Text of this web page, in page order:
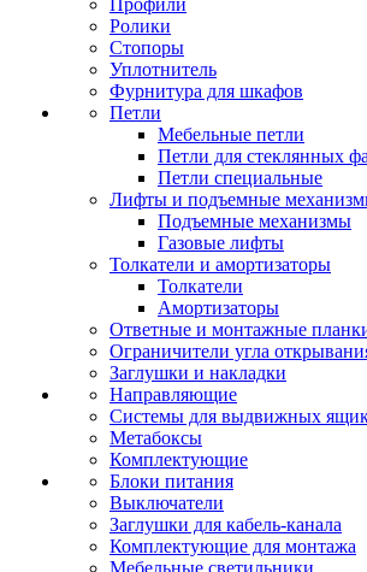
Профили
Ролики
Стопоры
Уплотнитель
Фурнитура для шкафов
Петли
Мебельные петли
Петли для стеклянных
Петли специальные
Лифты и подъемные
Подъемные механизмы
Газовые лифты
Толкатели и амортизаторы
Толкатели
Амортизаторы
Ответные и монтажные
Ограничители угла
Заглушки и накладки
Направляющие
Системы для выдвижных
Метабоксы
Комплектующие
Блоки питания
Выключатели
Заглушки для кабель-канала
Комплектующие для монтажа
Мебельные светильники